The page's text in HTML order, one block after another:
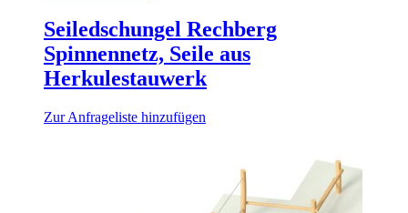
Seiledschungel Rechberg
Spinnennetz, Seile aus
Herkulestauwerk
Zur Anfrageliste hinzufügen